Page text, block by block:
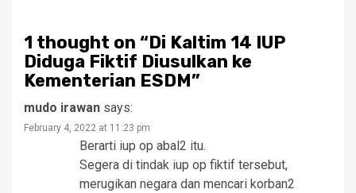
1 thought on “Di Kaltim 14 IUP
Diduga Fiktif Diusulkan ke
Kementerian ESDM”
mudo irawan says:
February 4, 2022 at 11:23 pm
Berarti iup op abal2 itu.
Segera di tindak iup op fiktif tersebut,
merugikan negara dan mencari korban2